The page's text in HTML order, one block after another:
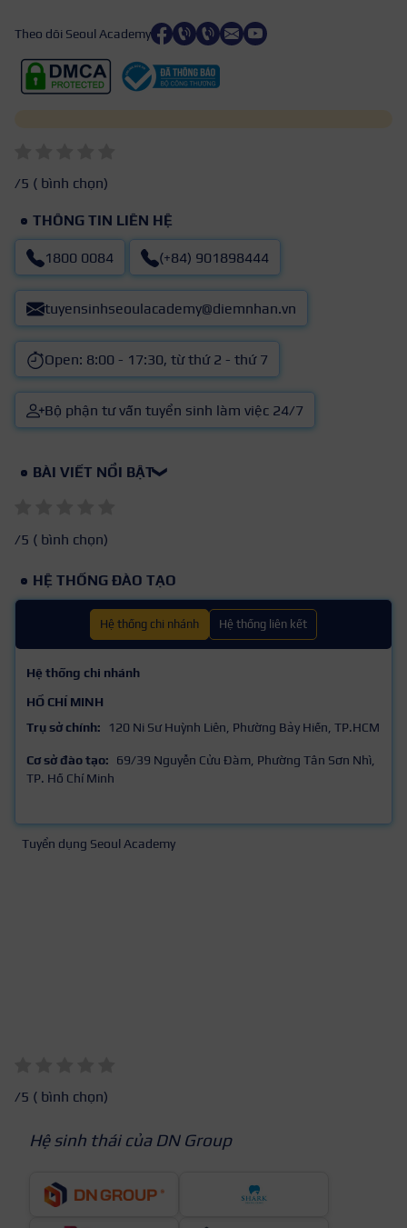
Theo dõi Seoul Academy
/5 ( bình chọn)
THÔNG TIN LIÊN HỆ
1800 0084 (+84) 901898444
tuyensinhseoulacademy@diemnhan.vn
Open: 8:00 - 17:30, từ thứ 2 - thứ 7
Bộ phận tư vấn tuyển sinh làm việc 24/7
BÀI VIẾT NỔI BẬT❯
/5 ( bình chọn)
HỆ THỐNG ĐÀO TẠO
Hệ thống chi nhánh Hệ thống liên kết
Hệ thống chi nhánh
HỒ CHÍ MINH
Trụ sở chính:
120 Ni Sư Huỳnh Liên, Phường Bảy Hiền, TP.HCM
Cơ sở đào tạo:
69/39 Nguyễn Cửu Đàm, Phường Tân Sơn Nhì,
TP. Hồ Chí Minh
Tuyển dụng Seoul Academy
/5 ( bình chọn)
Hệ sinh thái của DN Group